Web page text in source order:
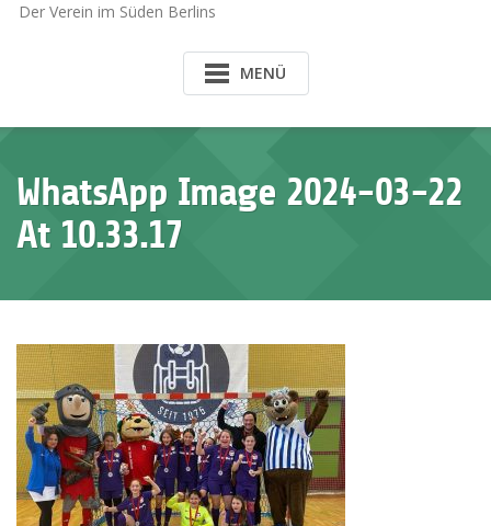
Der Verein im Süden Berlins
MENÜ
WhatsApp Image 2024-03-22
At 10.33.17